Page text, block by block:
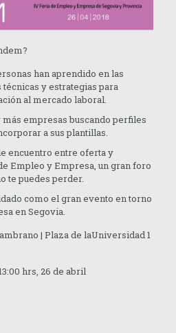
han aprendido en las
y estrategias para
al mercado laboral.
más empresas buscando perfiles
a sus plantillas.
encuentro entre oferta y
Empleo y Empresa, un gran foro
te puedes perder.
como el gran evento en torno
en Segovia.
| Plaza de laUniversidad 1
hrs, 26 de abril